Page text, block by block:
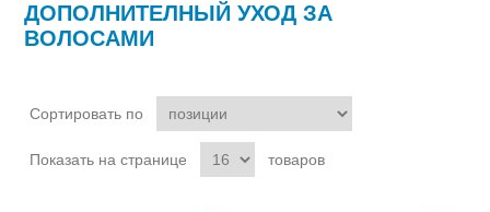
ДОПОЛНИТЕЛНЫЙ УХОД ЗА
ВОЛОСАМИ
Сортировать по
Показать на странице товаров